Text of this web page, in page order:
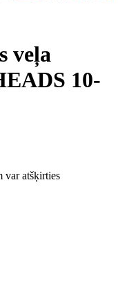
veļa
10-
var atšķirties